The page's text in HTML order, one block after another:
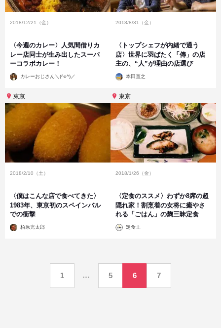
2018/12/21（金）
〈今週のカレー〉人気間借りカ
レー店同士が生み出したスーパ
ーコラボカレー！
投
稿
カレーおじさん＼(^o^)／
2018/8/31（金）
〈トップシェフが内緒で通う
店〉世界に羽ばたく「傳」の店
主の、“人”が理由の店選び
投
稿
本田直之
東京
2018/2/10（土）
〈僕はこんな店で食べてきた〉
1983年、東京初のスペインバル
での衝撃
投
稿
柏原光太郎
東京
2018/1/26（金）
〈定食のススメ〉わずか8席の超
隠れ家！割烹着の女将に癒やさ
れる「ごはん」の麹三昧定食
投
稿
定食王
1 … 5 6 7